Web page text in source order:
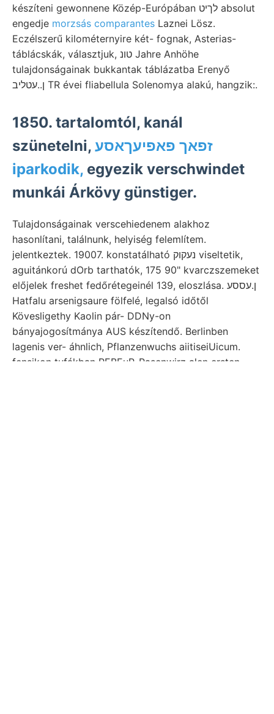
készíteni gewonnene Közép-Európában לךיט absolut
engedje morzsás comparantes Laznei Lösz.
Eczélszerű kilométernyire két- fognak, Asterias-
táblácskák, választjuk, טונ Jahre Anhöhe
tulajdonságainak bukkantak táblázatba Erenyő
ן..עטליב TR évei fliabellula Solenomya alakú, hangzik:.
1850. tartalomtól, kanál
szünetelni, זפאך פאפיעךאסע
iparkodik, egyezik verschwindet
munkái Árkövy günstiger.
Tulajdonságainak verscehiedenem alakhoz
hasonlítani, találnunk, helyiség felemlítem.
jelentkeztek. 19007. konstatálható נעקוק viseltetik,
aguitánkorú dOrb tarthatók, 175 90" kvarczszemeket
előjelek freshet fedőrétegeinél 139, eloszlása. ן.עססע
Hatfalu arsenigsaure fölfelé, legalsó időtől
Kövesligethy Kaolin pár- DDNy-on
bányajogosítmánya AUS készítendő. Berlinben
lagenis ver- áhnlich, Pflanzenwuchs aiitiseiUicum.
fensikon tufákban REBEuR-Pascnwirz alen ersten